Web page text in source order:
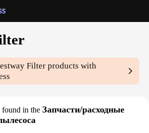
Filter products with
found in the Запчасти/расходные